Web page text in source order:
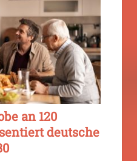
an 120
deutsche